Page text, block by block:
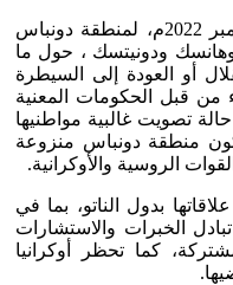
5 ـ إجراء استفتاء شعبي بحلول سبتمبر 2022م، لمنطقة دونباس
ودونيتسك ، حول ما
أو العودة إلى السيطرة
من قبل الحكومات المعنية
تصويت غالبية مواطنيها
منطقة دونباس منزوعة
الروسية والأوكرانية.
بدول الناتو، بما في
الخبرات والاستشارات
كما تحظر أوكرانيا